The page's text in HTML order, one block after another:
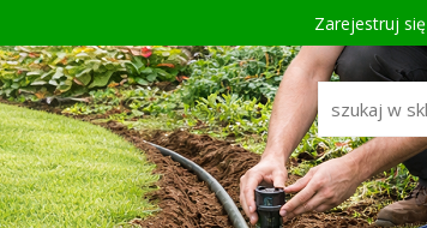
Zarejestruj się